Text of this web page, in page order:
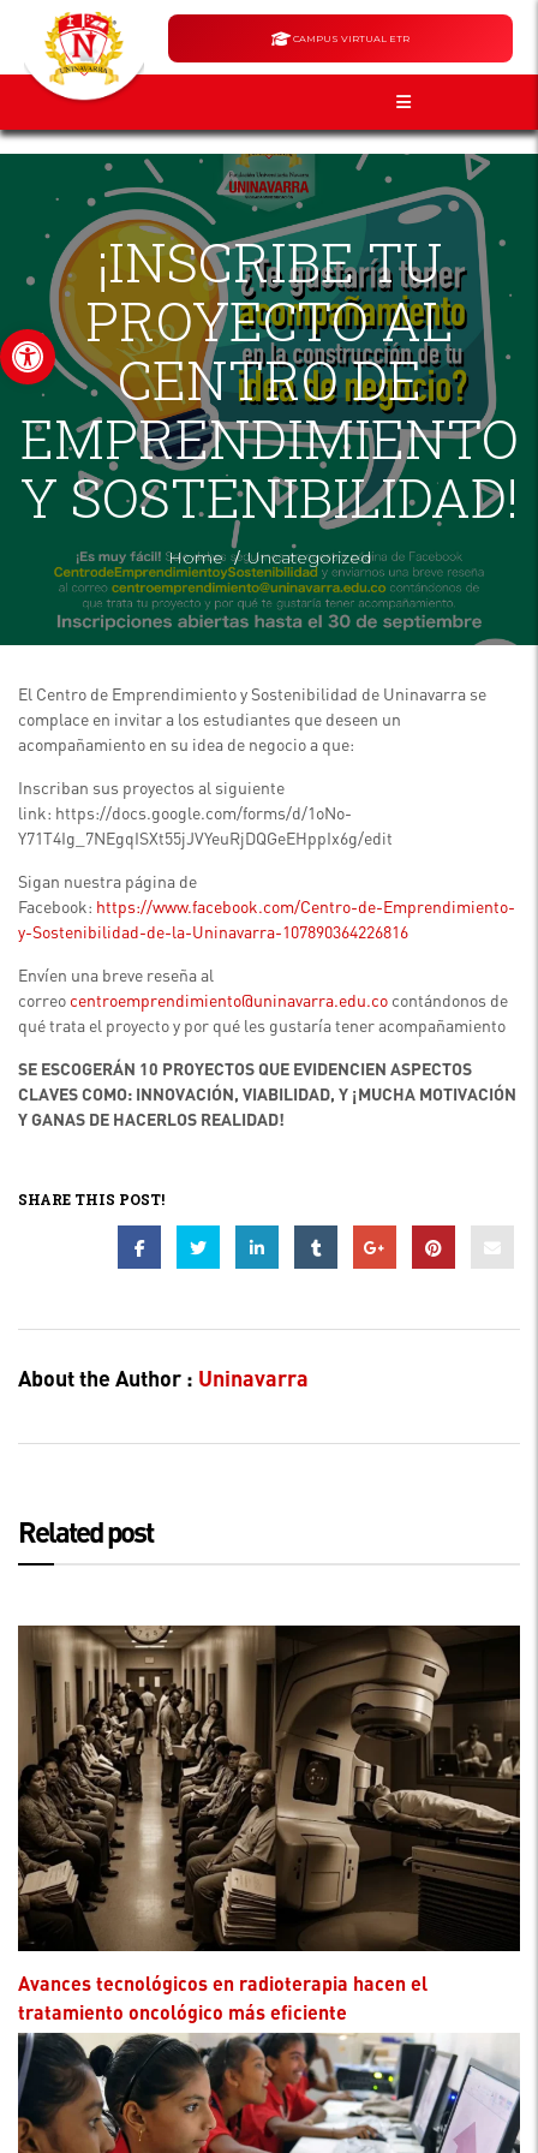
Abrir barra de herramientas
CAMPUS VIRTUAL ETR
¡INSCRIBE TU
PROYECTO AL
CENTRO DE
EMPRENDIMIENTO
Y SOSTENIBILIDAD!
Home/Uncategorized
El Centro de Emprendimiento y Sostenibilidad de Uninavarra se
complace en invitar a los estudiantes que deseen un
acompañamiento en su idea de negocio a que:
Inscriban sus proyectos al siguiente
link: https://docs.google.com/forms/d/1oNo-
Y71T4Ig_7NEgqISXt55jJVYeuRjDQGeEHppIx6g/edit
Sigan nuestra página de
Facebook: https://www.facebook.com/Centro-de-Emprendimiento-
y-Sostenibilidad-de-la-Uninavarra-107890364226816
Envíen una breve reseña al
correo centroemprendimiento@uninavarra.edu.co contándonos de
qué trata el proyecto y por qué les gustaría tener acompañamiento
SE ESCOGERÁN 10 PROYECTOS QUE EVIDENCIEN ASPECTOS
CLAVES COMO: INNOVACIÓN, VIABILIDAD, Y ¡MUCHA MOTIVACIÓN
Y GANAS DE HACERLOS REALIDAD!
SHARE THIS POST!
About the Author : Uninavarra
Related post
Avances tecnológicos en radioterapia hacen el
tratamiento oncológico más eficiente